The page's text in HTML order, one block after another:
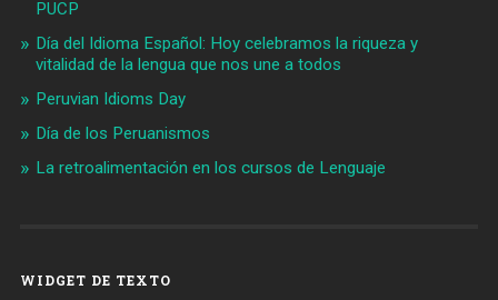
PUCP
Día del Idioma Español: Hoy celebramos la riqueza y
vitalidad de la lengua que nos une a todos
Peruvian Idioms Day
Día de los Peruanismos
La retroalimentación en los cursos de Lenguaje
WIDGET DE TEXTO